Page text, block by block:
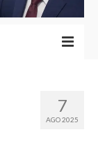
7
AGO 2025